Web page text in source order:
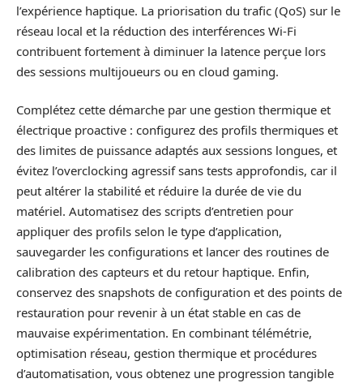
l’expérience haptique. La priorisation du trafic (QoS) sur le
réseau local et la réduction des interférences Wi‑Fi
contribuent fortement à diminuer la latence perçue lors
des sessions multijoueurs ou en cloud gaming.
Complétez cette démarche par une gestion thermique et
électrique proactive : configurez des profils thermiques et
des limites de puissance adaptés aux sessions longues, et
évitez l’overclocking agressif sans tests approfondis, car il
peut altérer la stabilité et réduire la durée de vie du
matériel. Automatisez des scripts d’entretien pour
appliquer des profils selon le type d’application,
sauvegarder les configurations et lancer des routines de
calibration des capteurs et du retour haptique. Enfin,
conservez des snapshots de configuration et des points de
restauration pour revenir à un état stable en cas de
mauvaise expérimentation. En combinant télémétrie,
optimisation réseau, gestion thermique et procédures
d’automatisation, vous obtenez une progression tangible